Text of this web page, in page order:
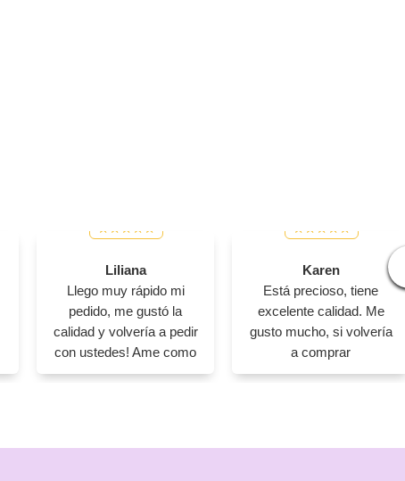
Liliana
Llego muy rápido mi
pedido, me gustó la
calidad y volvería a pedir
con ustedes! Ame como
se ve mi producto en
Karen
Está precioso, tiene
excelente calidad. Me
gusto mucho, si volvería
a comprar